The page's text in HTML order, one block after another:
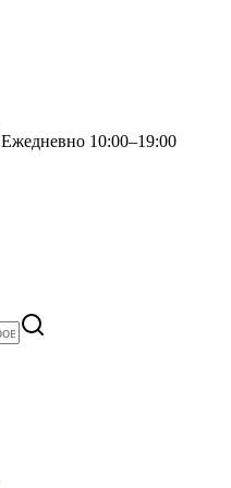
Ежедневно 10:00–19:00